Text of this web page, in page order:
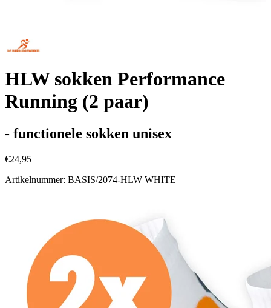
HLW sokken Performance
Running (2 paar)
- functionele sokken unisex
€24,95
Artikelnummer: BASIS/2074-HLW WHITE